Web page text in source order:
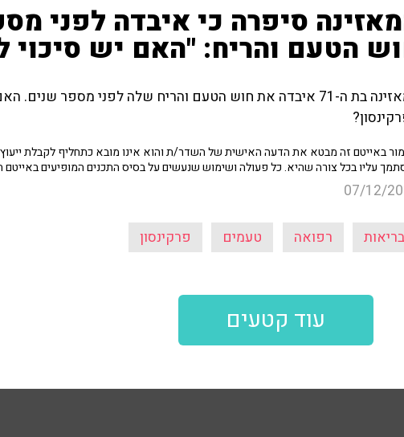
סיפרה כי איבדה לפני
הטעם והריח: "האם יש סיכוי
המאזינה בת ה-71 איבדה את חוש הטעם והריח שלה לפני מספר
באייטם זה מבטא את הדעה האישית של השדר/ת והוא אינו מובא כתחליף לקבלת
עליו בכל צורה שהיא. כל פעולה ושימוש שנעשים על בסיס התכנים המופיעים
07/12/
בריאות רפואה טעמים פרקינסון
עוד קטעים